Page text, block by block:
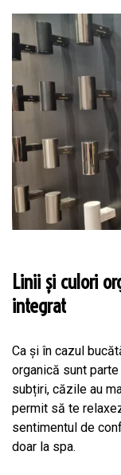
Linii și culori
integrat
Ca și în cazul
organică sunt
subțiri, căzile au
permit să te
sentimentul de
doar la spa.